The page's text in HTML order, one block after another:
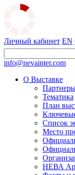
Личный кабинет EN
info@nevainter.com
О Выставке
Тематика
План
Список
Место
НЕВА